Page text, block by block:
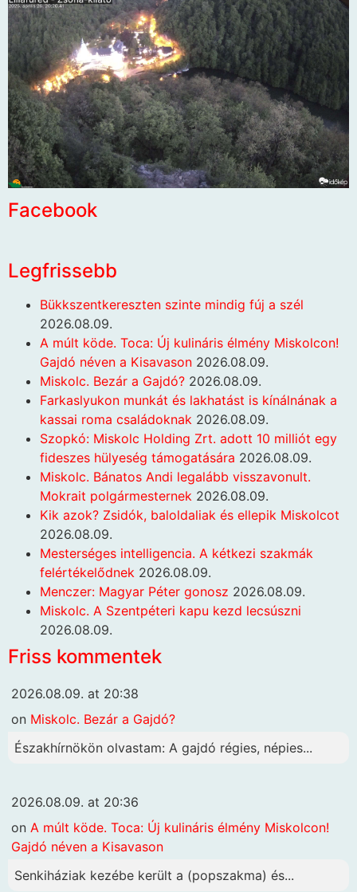
Facebook
Legfrissebb
Bükkszentkereszten szinte mindig fúj a szél
2026.08.09.
A múlt köde. Toca: Új kulináris élmény Miskolcon!
Gajdó néven a Kisavason 2026.08.09.
Miskolc. Bezár a Gajdó? 2026.08.09.
Farkaslyukon munkát és lakhatást is kínálnának a
kassai roma családoknak 2026.08.09.
Szopkó: Miskolc Holding Zrt. adott 10 milliót egy
fideszes hülyeség támogatására 2026.08.09.
Miskolc. Bánatos Andi legalább visszavonult.
Mokrait polgármesternek 2026.08.09.
Kik azok? Zsidók, baloldaliak és ellepik Miskolcot
2026.08.09.
Mesterséges intelligencia. A kétkezi szakmák
felértékelődnek 2026.08.09.
Menczer: Magyar Péter gonosz 2026.08.09.
Miskolc. A Szentpéteri kapu kezd lecsúszni
2026.08.09.
Friss kommentek
2026.08.09. at 20:38
on Miskolc. Bezár a Gajdó?
Északhírnökön olvastam: A gajdó régies, népies...
2026.08.09. at 20:36
on A múlt köde. Toca: Új kulináris élmény Miskolcon!
Gajdó néven a Kisavason
Senkiháziak kezébe került a (popszakma) és...